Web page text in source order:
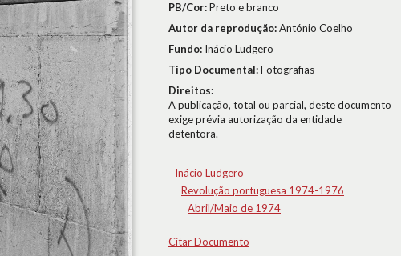
PB/Cor:Preto e branco
Autor da reprodução:António Coelho
Fundo: Inácio Ludgero
Tipo Documental:Fotografias
Direitos:
A publicação, total ou parcial, deste documento
exige prévia autorização da entidade
detentora.
Inácio Ludgero
Revolução portuguesa 1974-1976
Abril/Maio de 1974
Citar Documento